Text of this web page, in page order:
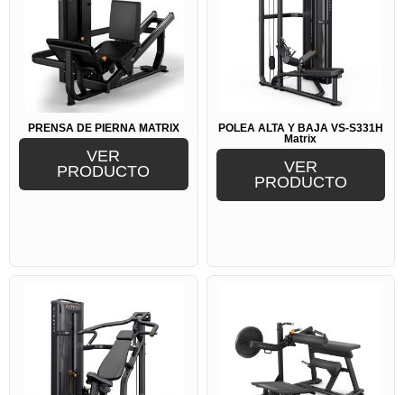
BANCOS OLIMPICOS
BARRA/PESAS
CROSSFIT
FAMILIA
FUNCIONAL
LÍNEA EQUINOX
LÍNEA GOLDEN HUNTER
MULTIFUNCIONAL
PISOS
REHABILITACION
SUPLEMENTOS
TODO SUPLEMENTOS
USO COMERCIAL
CARDIOVASCULAR
PRENSA DE PIERNA MATRIX
VER
PRODUCTO
POLEA ALTA Y BAJA VS-S331H
Matrix
VER
PRODUCTO